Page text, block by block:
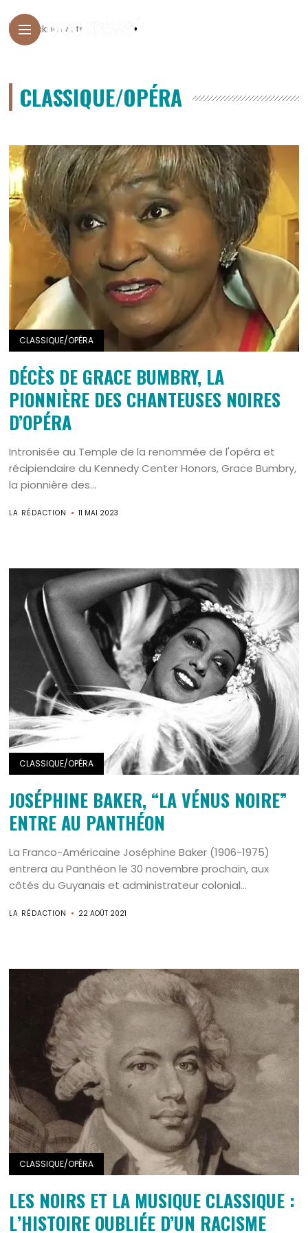
CLASSIQUE/OPÉRA
CLASSIQUE/OPÉRA
DÉCÈS DE GRACE BUMBRY, LA
PIONNIÈRE DES CHANTEUSES NOIRES
D’OPÉRA
Intronisée au Temple de la renommée de l'opéra et
récipiendaire du Kennedy Center Honors, Grace Bumbry,
la pionnière des...
LA RÉDACTION 11 MAI 2023
CLASSIQUE/OPÉRA
JOSÉPHINE BAKER, “LA VÉNUS NOIRE”
ENTRE AU PANTHÉON
La Franco-Américaine Joséphine Baker (1906-1975)
entrera au Panthéon le 30 novembre prochain, aux
côtés du Guyanais et administrateur colonial...
LA RÉDACTION 22 AOÛT 2021
CLASSIQUE/OPÉRA
LES NOIRS ET LA MUSIQUE CLASSIQUE :
L’HISTOIRE OUBLIÉE D’UN RACISME